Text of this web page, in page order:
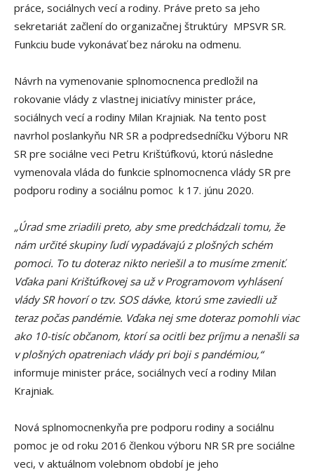
práce, sociálnych vecí a rodiny. Práve preto sa jeho
sekretariát začlení do organizačnej štruktúry MPSVR SR.
Funkciu bude vykonávať bez nároku na odmenu.
Návrh na vymenovanie splnomocnenca predložil na
rokovanie vlády z vlastnej iniciatívy minister práce,
sociálnych vecí a rodiny Milan Krajniak. Na tento post
navrhol poslankyňu NR SR a podpredsedníčku Výboru NR
SR pre sociálne veci Petru Krištúfkovú, ktorú následne
vymenovala vláda do funkcie splnomocnenca vlády SR pre
podporu rodiny a sociálnu pomoc k 17. júnu 2020.
„Úrad sme zriadili preto, aby sme predchádzali tomu, že
nám určité skupiny ľudí vypadávajú z plošných schém
pomoci. To tu doteraz nikto neriešil a to musíme zmeniť.
Vďaka pani Krištúfkovej sa už v Programovom vyhlásení
vlády SR hovorí o tzv. SOS dávke, ktorú sme zaviedli už
teraz počas pandémie. Vďaka nej sme doteraz pomohli viac
ako 10-tisíc občanom, ktorí sa ocitli bez príjmu a nenašli sa
v plošných opatreniach vlády pri boji s pandémiou,“
informuje minister práce, sociálnych vecí a rodiny Milan
Krajniak.
Nová splnomocnenkyňa pre podporu rodiny a sociálnu
pomoc je od roku 2016 členkou výboru NR SR pre sociálne
veci, v aktuálnom volebnom období je jeho